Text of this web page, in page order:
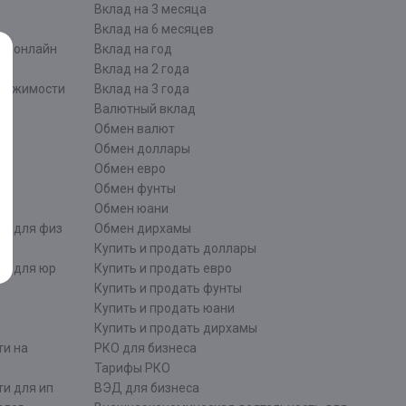
онлайн
для физ
для юр
на
для ип
Вклад на 3 месяца
Вклад на 6 месяцев
Вклад на год
Вклад на 2 года
Вклад на 3 года
Валютный вклад
Обмен валют
Обмен доллары
Обмен евро
Обмен фунты
Обмен юани
Обмен дирхамы
Купить и продать доллары
Купить и продать евро
Купить и продать фунты
Купить и продать юани
Купить и продать дирхамы
РКО для бизнеса
Тарифы РКО
ВЭД для бизнеса